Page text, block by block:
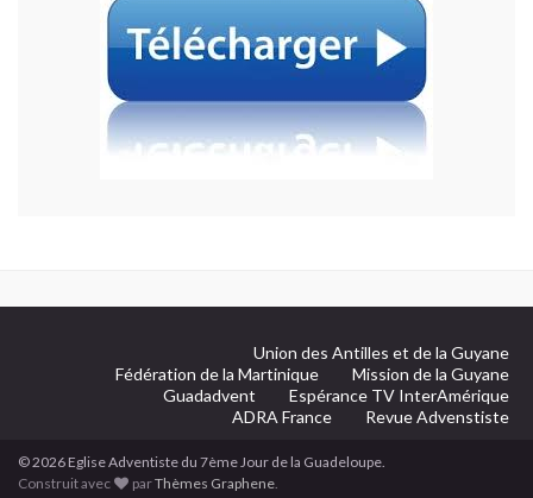
Union des Antilles et de la Guyane
Fédération de la Martinique
Mission de la Guyane
Guadadvent
Espérance TV InterAmérique
ADRA France
Revue Advenstiste
© 2026 Eglise Adventiste du 7ème Jour de la Guadeloupe.
Construit avec
parThèmes Graphene.